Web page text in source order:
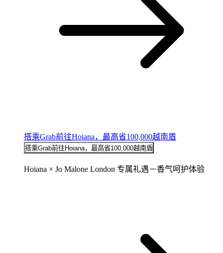
搭乘Grab前往Hoiana，最高省100,000越南盾
搭乘Grab前往Hoiana，最高省100,000越南盾
Hoiana × Jo Malone London 专属礼遇－香气呵护体验